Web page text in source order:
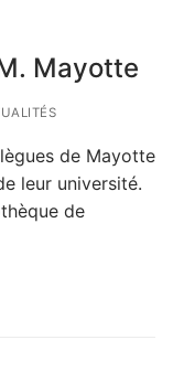
Mayotte
de Mayotte
leur université.
de